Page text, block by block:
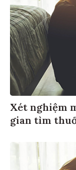
Xét nghiệm
gian tìm